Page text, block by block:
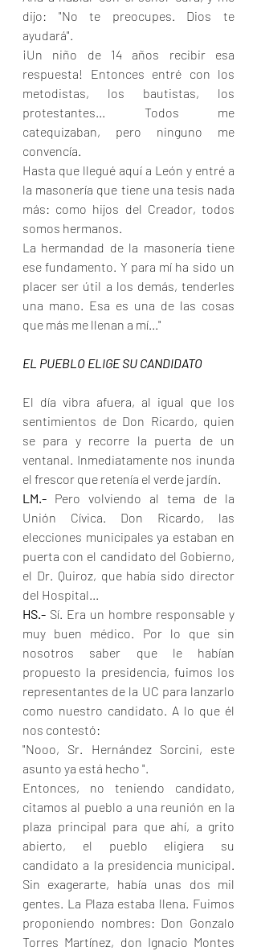
dijo: "No te preocupes. Dios te
ayudará".
¡Un niño de 14 años recibir esa
respuesta! Entonces entré con los
metodistas, los bautistas, los
protestantes... Todos me
catequizaban, pero ninguno me
convencía.
Hasta que llegué aquí a León y entré a
la masonería que tiene una tesis nada
más: como hijos del Creador, todos
somos hermanos.
La hermandad de la masonería tiene
ese fundamento. Y para mí ha sido un
placer ser útil a los demás, tenderles
una mano. Esa es una de las cosas
que más me llenan a mí..."
EL PUEBLO ELIGE SU CANDIDATO
El día vibra afuera, al igual que los
sentimientos de Don Ricardo, quien
se para y recorre la puerta de un
ventanal. Inmediatamente nos inunda
el frescor que retenía el verde jardín.
LM.- Pero volviendo al tema de la
Unión Cívica. Don Ricardo, las
elecciones municipales ya estaban en
puerta con el candidato del Gobierno,
el Dr. Quiroz, que había sido director
del Hospital...
HS.- Sí. Era un hombre responsable y
muy buen médico. Por lo que sin
nosotros saber que le habían
propuesto la presidencia, fuimos los
representantes de la UC para lanzarlo
como nuestro candidato. A lo que él
nos contestó:
"Nooo, Sr. Hernández Sorcini, este
asunto ya está hecho ".
Entonces, no teniendo candidato,
citamos al pueblo a una reunión en la
plaza principal para que ahí, a grito
abierto, el pueblo eligiera su
candidato a la presidencia municipal.
Sin exagerarte, había unas dos mil
gentes. La Plaza estaba llena. Fuimos
proponiendo nombres: Don Gonzalo
Torres Martínez, don Ignacio Montes